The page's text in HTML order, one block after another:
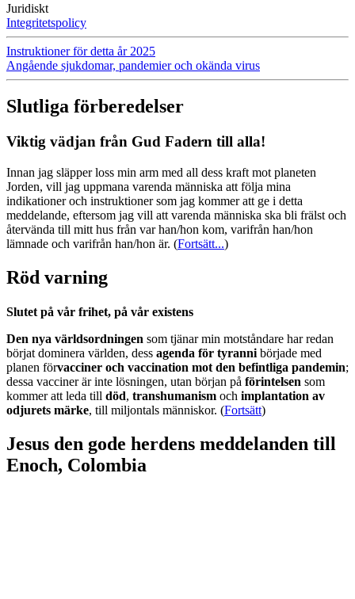
Juridiskt
Integritetspolicy
Instruktioner för detta år 2025
Angående sjukdomar, pandemier och okända virus
Slutliga förberedelser
Viktig vädjan från Gud Fadern till alla!
Innan jag släpper loss min arm med all dess kraft mot planeten
Jorden, vill jag uppmana varenda människa att följa mina
indikationer och instruktioner som jag kommer att ge i detta
meddelande, eftersom jag vill att varenda människa ska bli frälst och
återvända till mitt hus från var han/hon kom, varifrån han/hon
lämnade och varifrån han/hon är. (Fortsätt...)
Röd varning
Slutet på vår frihet, på vår existens
Den nya världsordningen som tjänar min motståndare har redan
börjat dominera världen, dess agenda för tyranni började med
planen förvacciner och vaccination mot den befintliga pandemin;
dessa vacciner är inte lösningen, utan början på förintelsen som
kommer att leda till död, transhumanism och implantation av
odjurets märke, till miljontals människor. (Fortsätt)
Jesus den gode herdens meddelanden till
Enoch, Colombia